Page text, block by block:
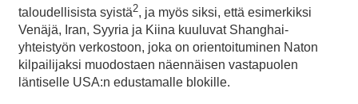
taloudellisista syistä2, ja myös siksi, että esimerkiksi
Venäjä, Iran, Syyria ja Kiina kuuluvat Shanghai-
yhteistyön verkostoon, joka on orientoituminen Naton
kilpailijaksi muodostaen näennäisen vastapuolen
läntiselle USA:n edustamalle blokille.